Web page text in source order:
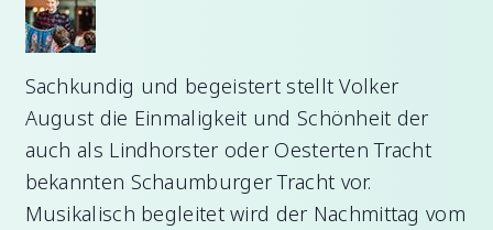
Sachkundig und begeistert stellt Volker
August die Einmaligkeit und Schönheit der
auch als Lindhorster oder Oesterten Tracht
bekannten Schaumburger Tracht vor.
Musikalisch begleitet wird der Nachmittag vom